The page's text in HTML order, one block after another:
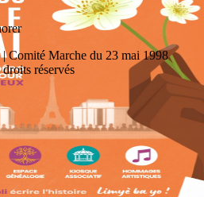
Comité Marche du 23 mai 1998
réservés